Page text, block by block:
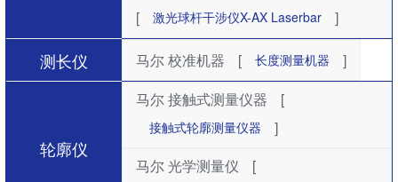
[
激光球杆干涉仪X-AX Laserbar ]
测长仪 马尔 校准机器 [ 长度测量机器 ]
轮廓仪
马尔 接触式测量仪器 [
接触式轮廓测量仪器
]
马尔 光学测量仪
[